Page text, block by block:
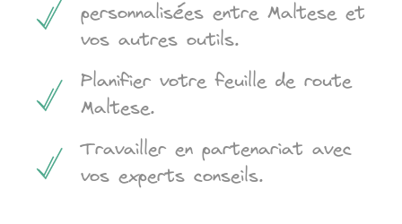
personnalisées entre Maltese et
vos autres outils.
Planifier votre feuille de route
Maltese.
Travailler en partenariat avec
vos experts conseils.